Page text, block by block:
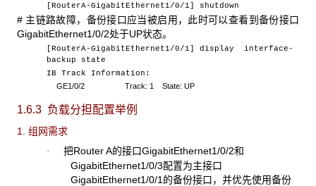
[RouterA-GigabitEthernet1/0/1] shutdown
# 主链路故障，备份接口应当被启用，此时可以查看到备份接口
GigabitEthernet1/0/2处于UP状态。
[RouterA-GigabitEthernet1/0/1] display interface-
backup state
IB Track Information:
GE1/0/2Track: 1 State: UP
1.6.3 负载分担配置举例
1. 组网需求
· 把Router A的接口GigabitEthernet1/0/2和
GigabitEthernet1/0/3配置为主接口
GigabitEthernet1/0/1的备份接口，并优先使用备份